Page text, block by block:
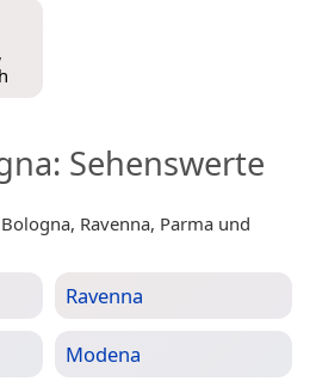
: Sehenswerte
Ravenna, Parma und
Ravenna
Modena